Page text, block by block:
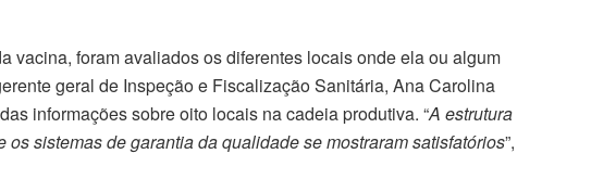
vacina, foram avaliados os diferentes locais onde ela ou algum
geral de Inspeção e Fiscalização Sanitária, Ana Carolina
informações sobre oito locais na cadeia produtiva. “A estrutura
sistemas de garantia da qualidade se mostraram satisfatórios”,